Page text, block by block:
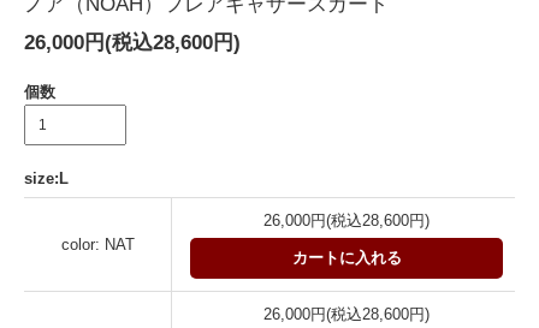
26,000円(税込28,600円)
個数
size:L
color: NAT
26,000円(税込28,600円)
カートに入れる
26,000円(税込28,600円)